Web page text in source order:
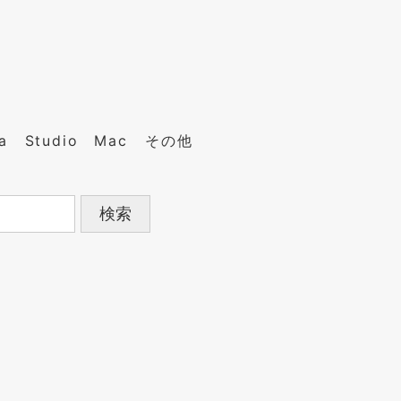
Studio Mac その他